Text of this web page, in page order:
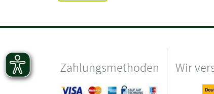
Zahlungsmethoden Wir